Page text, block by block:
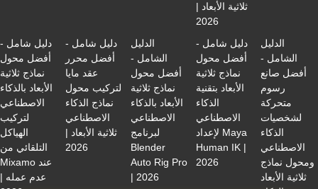
ثلاثية الأبعاد |
2026
دليل شامل -
أفضل محول
نماذج ثلاثية
الأبعاد بالذكاء
الاصطناعي
لتركيب
الهياكل
التلقائي من
Mixamo عند
عدم عمله |
دليل شامل -
أفضل محرر
عقد مايا
لتركيب محول
نماذج الذكاء
الاصطناعي
ثلاثية الأبعاد |
2026
الدليل
الشامل -
أفضل محول
نماذج ثلاثية
الأبعاد بالذكاء
الاصطناعي
لبرنامج
Blender
Auto Rig Pro
| 2026
دليل شامل -
أفضل محول
نماذج ثلاثية
الأبعاد بتقنية
الذكاء
الاصطناعي
لإعداد Maya
Human IK |
2026
الدليل
الشامل -
أفضل صانع
رسوم
متحركة
لشخصيات
الذكاء
الاصطناعي
ومحول نماذج
ثلاثية الأبعاد